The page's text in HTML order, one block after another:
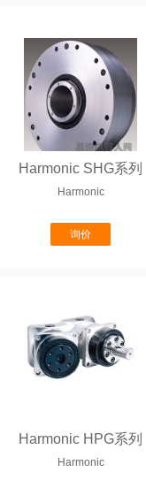
Harmonic SHG系列
Harmonic
询价
Harmonic HPG系列
Harmonic